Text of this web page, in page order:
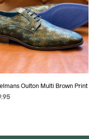
Oulton Multi Brown Print
heeft